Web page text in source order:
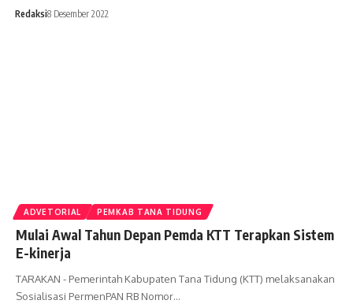
Redaksi8 Desember 2022
ADVETORIAL PEMKAB TANA TIDUNG
Mulai Awal Tahun Depan Pemda KTT Terapkan Sistem
E-kinerja
TARAKAN - Pemerintah Kabupaten Tana Tidung (KTT) melaksanakan
Sosialisasi PermenPAN RB Nomor…